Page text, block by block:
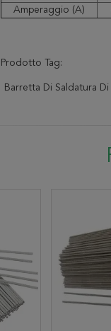
Amperaggio (A)
Prodotto Tag:
Barretta Di Saldatura